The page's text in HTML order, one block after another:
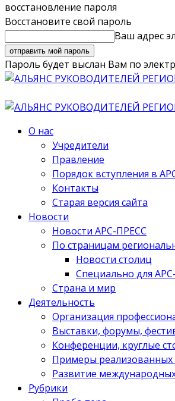
восстановление пароля
Восстановите свой пароль
Ваш адрес
Пароль будет выслан Вам по
О нас
Учредители
Правление
Порядок вступления в
Контакты
Старая версия сайта
Новости
Новости АРС-ПРЕСС
По страницам
Новости столиц
Специально для
Страна и мир
Деятельность
Организация
Выставки, форумы,
Конференции, круглые
Примеры реализованных
Развитие
Рубрики